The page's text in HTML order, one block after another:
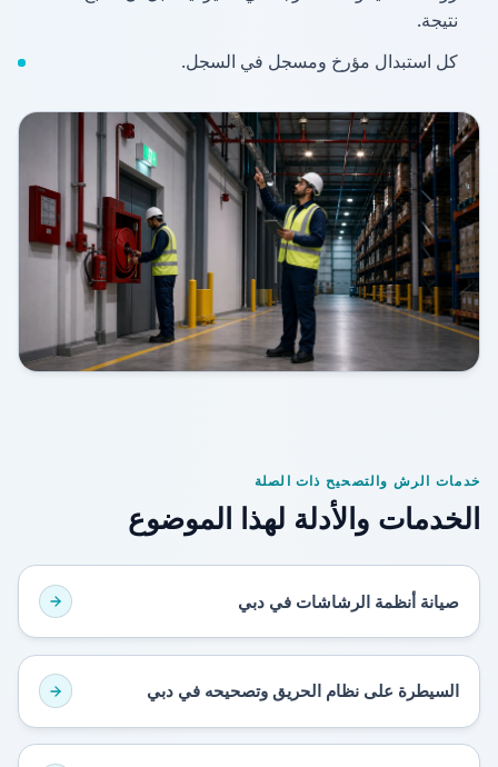
نتيجة.
كل استبدال مؤرخ ومسجل في السجل.
خدمات الرش والتصحيح ذات الصلة
الخدمات والأدلة لهذا الموضوع
صيانة أنظمة الرشاشات في دبي
السيطرة على نظام الحريق وتصحيحه في دبي